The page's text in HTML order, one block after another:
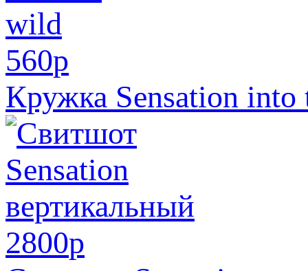
560p
Кружка Sensation
2800p